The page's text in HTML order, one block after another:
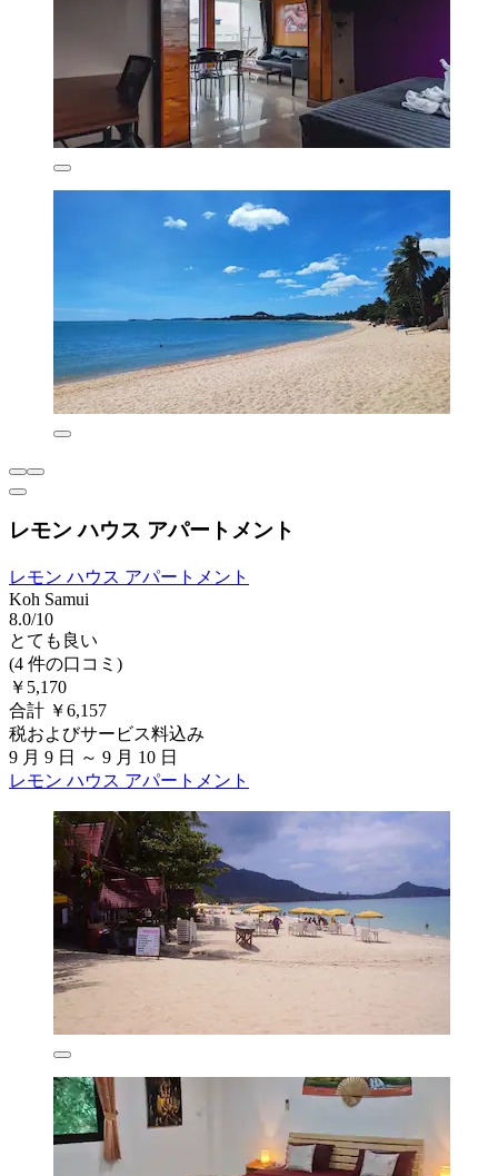
レモン ハウス アパートメント
レモン ハウス アパートメント
Koh Samui
8.0/10
とても良い
(4 件の口コミ)
￥5,170
合計 ￥6,157
税およびサービス料込み
9 月 9 日 ～ 9 月 10 日
レモン ハウス アパートメント